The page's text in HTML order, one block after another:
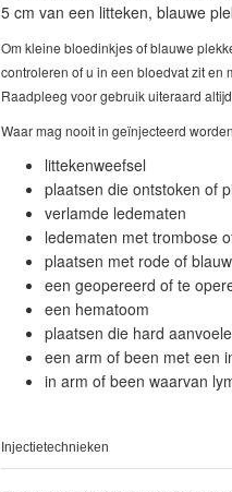
5 cm van een litteken, blauwe
Om kleine bloedinkjes of blauwe
controleren of u in een bloedvat zit en
Raadpleeg voor gebruik uiteraard
Waar mag nooit in geïnjecteerd
littekenweefsel
plaatsen die ontstoken of
verlamde ledematen
ledematen met trombose
plaatsen met rode of
een geopereerd of te
een hematoom
plaatsen die hard
een arm of been met een
in arm of been waarvan
Injectietechnieken